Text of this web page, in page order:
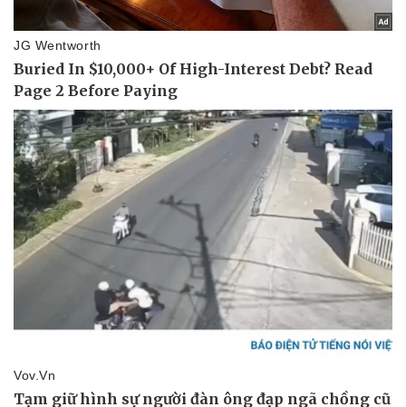
Pháp luật
Vụ án
Tin nóng
Vũ khí